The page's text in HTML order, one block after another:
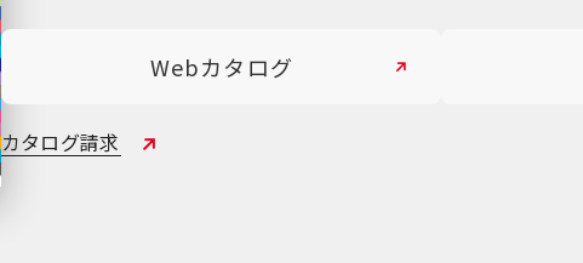
Webカタログ
カタログ請求